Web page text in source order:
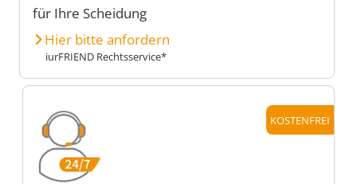
für Ihre Scheidung
Hier bitte anfordern
iurFRIEND Rechtsservice*
KOSTENFREI